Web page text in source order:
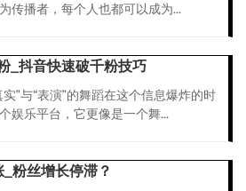
传播者，每个人也都可以成为...
_抖音快速破千粉技巧
”与“表演”的舞蹈在这个信息爆炸的时
娱乐平台，它更像是一个舞...
粉丝增长停滞？